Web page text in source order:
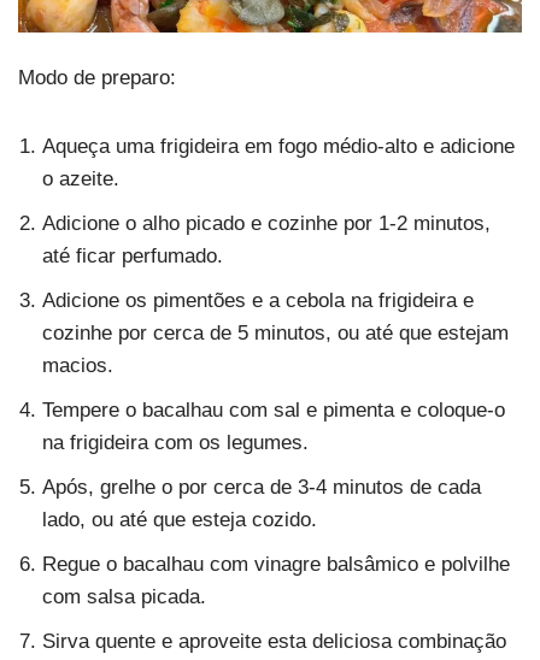
Modo de preparo:
Aqueça uma frigideira em fogo médio-alto e adicione
o azeite.
Adicione o alho picado e cozinhe por 1-2 minutos,
até ficar perfumado.
Adicione os pimentões e a cebola na frigideira e
cozinhe por cerca de 5 minutos, ou até que estejam
macios.
Tempere o bacalhau com sal e pimenta e coloque-o
na frigideira com os legumes.
Após, grelhe o por cerca de 3-4 minutos de cada
lado, ou até que esteja cozido.
Regue o bacalhau com vinagre balsâmico e polvilhe
com salsa picada.
Sirva quente e aproveite esta deliciosa combinação